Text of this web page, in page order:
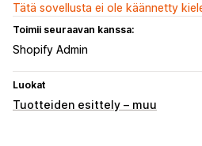
Tätä sovellusta ei ole käännetty
Toimii seuraavan kanssa:
Shopify Admin
Luokat
Tuotteiden esittely – muu